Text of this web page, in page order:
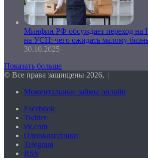
Минфин РФ обсуждает переход на
на УСН: чего ожидать малому
30.10.2025
Показать больше
© Все права защищены 2026, |
Моментальные займы онлайн
Facebook
Twitter
vk.com
Одноклассники
Telegram
RSS